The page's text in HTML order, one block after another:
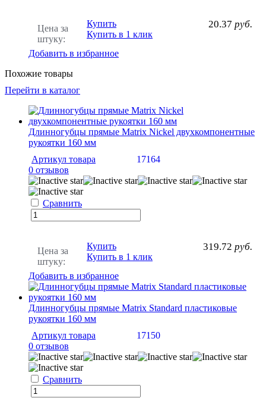
Цена за
штуку:
20.37 руб.
Купить
Купить в 1 клик
Добавить в избранное
Похожие товары
Перейти в каталог
Длинногубцы прямые Matrix Nickel двухкомпонентные
рукоятки 160 мм
Артикул товара
17164
0 отзывов
Сравнить
Цена за
штуку:
319.72 руб.
Купить
Купить в 1 клик
Добавить в избранное
Длинногубцы прямые Matrix Standard пластиковые
рукоятки 160 мм
Артикул товара
17150
0 отзывов
Сравнить